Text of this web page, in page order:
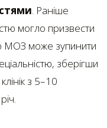
. Раніше
могло призвести
МОЗ може зупинити
зберігши
з 5–10